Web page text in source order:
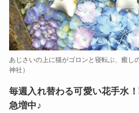
あじさいの上に猫がゴロンと寝転ぶ、癒し
神社）
毎週入れ替わる可愛い花手水
急増中♪